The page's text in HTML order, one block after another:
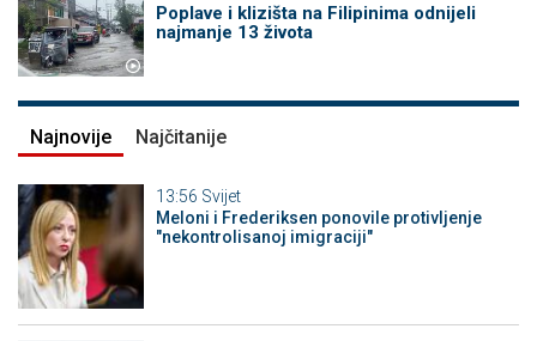
Poplave i klizišta na Filipinima odnijeli
najmanje 13 života
Najnovije Najčitanije
13:56 Svijet
Meloni i Frederiksen ponovile protivljenje
"nekontrolisanoj imigraciji"